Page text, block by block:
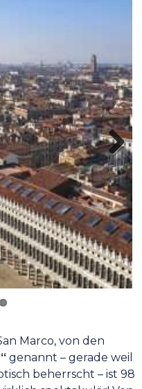
Next
genannt – gerade weil
beherrscht – ist 98
spektakulär! Von